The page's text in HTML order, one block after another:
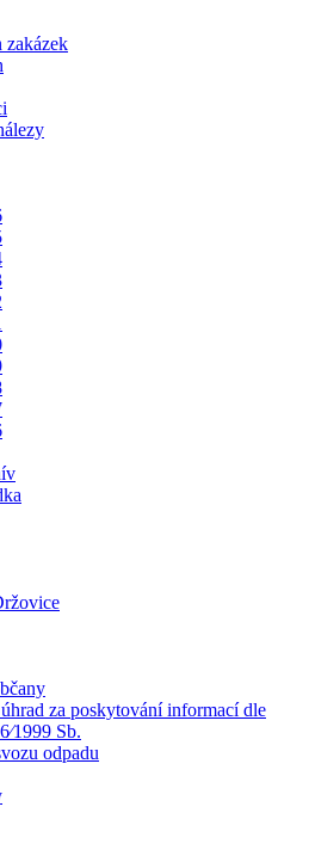
zakázek
za poskytování informací dle
Sb.
odpadu